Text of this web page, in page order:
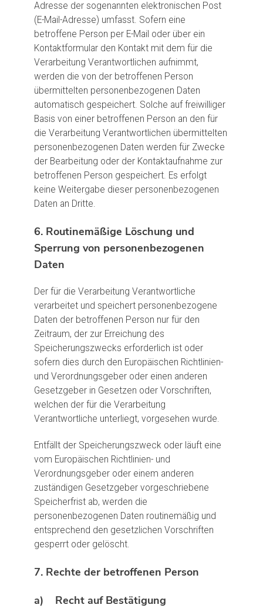
Adresse der sogenannten elektronischen Post
(E-Mail-Adresse) umfasst. Sofern eine
betroffene Person per E-Mail oder über ein
Kontaktformular den Kontakt mit dem für die
Verarbeitung Verantwortlichen aufnimmt,
werden die von der betroffenen Person
übermittelten personenbezogenen Daten
automatisch gespeichert. Solche auf freiwilliger
Basis von einer betroffenen Person an den für
die Verarbeitung Verantwortlichen übermittelten
personenbezogenen Daten werden für Zwecke
der Bearbeitung oder der Kontaktaufnahme zur
betroffenen Person gespeichert. Es erfolgt
keine Weitergabe dieser personenbezogenen
Daten an Dritte.
6. Routinemäßige Löschung und
Sperrung von personenbezogenen
Daten
Der für die Verarbeitung Verantwortliche
verarbeitet und speichert personenbezogene
Daten der betroffenen Person nur für den
Zeitraum, der zur Erreichung des
Speicherungszwecks erforderlich ist oder
sofern dies durch den Europäischen Richtlinien-
und Verordnungsgeber oder einen anderen
Gesetzgeber in Gesetzen oder Vorschriften,
welchen der für die Verarbeitung
Verantwortliche unterliegt, vorgesehen wurde.
Entfällt der Speicherungszweck oder läuft eine
vom Europäischen Richtlinien- und
Verordnungsgeber oder einem anderen
zuständigen Gesetzgeber vorgeschriebene
Speicherfrist ab, werden die
personenbezogenen Daten routinemäßig und
entsprechend den gesetzlichen Vorschriften
gesperrt oder gelöscht.
7. Rechte der betroffenen Person
a) Recht auf Bestätigung